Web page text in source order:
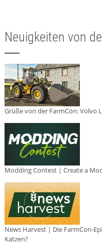
Neuigkeiten von
Grüße von der FarmCon: Volvo
Modding Contest | Create a
News Harvest | Die FarmCon-
Katzen?